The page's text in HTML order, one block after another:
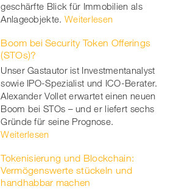
geschärfte Blick für Immobilien als
Anlageobjekte. Weiterlesen
Boom bei Security Token Offerings
(STOs)?
Unser Gastautor ist Investmentanalyst
sowie IPO-Spezialist und ICO-Berater.
Alexander Vollet erwartet einen neuen
Boom bei STOs – und er liefert sechs
Gründe für seine Prognose.
Weiterlesen
Tokenisierung und Blockchain:
Vermögenswerte stückeln und
handhabbar machen